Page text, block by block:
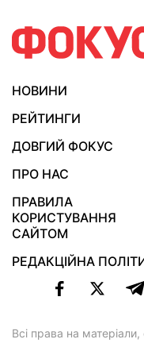
НОВИНИ
РЕЙТИНГИ
ДОВГИЙ ФОКУС
ПРО НАС
ПРАВИЛА
КОРИСТУВАННЯ
САЙТОМ
РЕДАКЦІЙНА
Всі права на